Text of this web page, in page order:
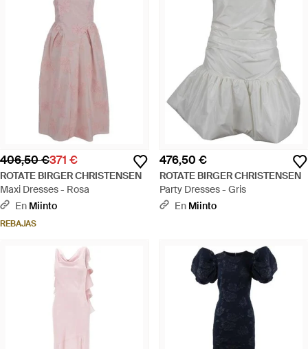
406,50 €371 €
ROTATE BIRGER CHRISTENSEN
Maxi Dresses - Rosa
En Miinto
REBAJAS
476,50 €
ROTATE BIRGER CHRISTENSEN
Party Dresses - Gris
En Miinto